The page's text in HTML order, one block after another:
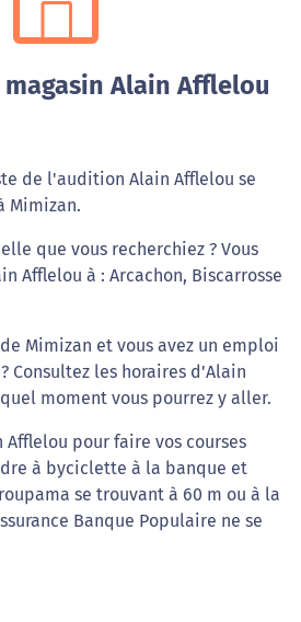
Alain Afflelou
de l'audition Alain Afflelou se
Mimizan.
que vous recherchiez ? Vous
Afflelou à : Arcachon, Biscarrosse
Mimizan et vous avez un emploi
Consultez les horaires d'Alain
moment vous pourrez y aller.
pour faire vos courses
à byciclette à la banque et
se trouvant à 60 m ou à la
Banque Populaire ne se